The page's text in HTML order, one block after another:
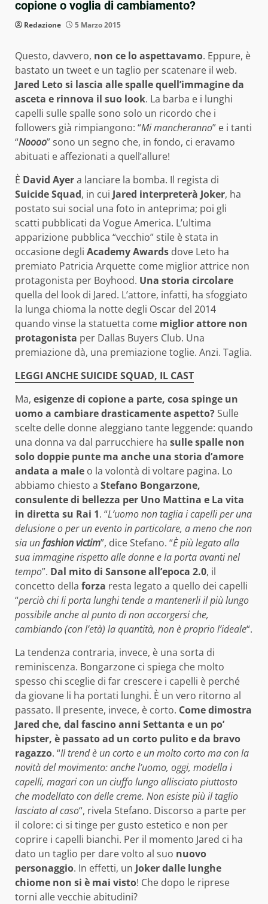
copione o voglia di cambiamento?
Redazione 5 Marzo 2015
Questo, davvero, non ce lo aspettavamo. Eppure, è
bastato un tweet e un taglio per scatenare il web.
Jared Leto si lascia alle spalle quell’immagine da
asceta e rinnova il suo look. La barba e i lunghi
capelli sulle spalle sono solo un ricordo che i
followers già rimpiangono: “Mi mancheranno” e i tanti
“Noooo” sono un segno che, in fondo, ci eravamo
abituati e affezionati a quell’allure!
È David Ayera lanciare la bomba. Il regista di
Suicide Squad, in cui Jared interpreterà Joker, ha
postato sui social una foto in anteprima; poi gli
scatti pubblicati da Vogue America. L’ultima
apparizione pubblica “vecchio” stile è stata in
occasione degli Academy Awards dove Leto ha
premiato Patricia Arquette come miglior attrice non
protagonista per Boyhood. Una storia circolare
quella del look di Jared. L’attore, infatti, ha sfoggiato
la lunga chioma la notte degli Oscar del 2014
quando vinse la statuetta come miglior attore non
protagonista per Dallas Buyers Club. Una
premiazione dà, una premiazione toglie. Anzi. Taglia.
LEGGI ANCHE SUICIDE SQUAD, IL CAST
Ma, esigenze di copione a parte, cosa spinge un
uomo a cambiare drasticamente aspetto?Sulle
scelte delle donne aleggiano tante leggende: quando
una donna va dal parrucchiere ha sulle spalle non
solo doppie punte ma anche una storia d’amore
andata a male o la volontà di voltare pagina. Lo
abbiamo chiesto a Stefano Bongarzone,
consulente di bellezza per Uno Mattina e La vita
in diretta su Rai 1. “L’uomo non taglia i capelli per una
delusione o per un evento in particolare, a meno che non
sia unfashion victim”, dice Stefano. “È più legato alla
sua immagine rispetto alle donne e la porta avanti nel
tempo”. Dal mito di Sansone all’epoca 2.0, il
concetto della forza resta legato a quello dei capelli
“perciò chi li porta lunghi tende a mantenerli il più lungo
possibile anche al punto di non accorgersi che,
cambiando (con l’età) la quantità, non è proprio l’ideale“.
La tendenza contraria, invece, è una sorta di
reminiscenza. Bongarzone ci spiega che molto
spesso chi sceglie di far crescere i capelli è perché
da giovane li ha portati lunghi. È un vero ritorno al
passato. Il presente, invece, è corto. Come dimostra
Jared che, dal fascino anni Settanta e un po’
hipster, è passato ad un corto pulito e da bravo
ragazzo. “Il trend è un corto e un molto corto ma con la
novità del movimento: anche l’uomo, oggi, modella i
capelli, magari con un ciuffo lungo allisciato piuttosto
che modellato con delle creme. Non esiste più il taglio
lasciato al caso“, rivela Stefano. Discorso a parte per
il colore: ci si tinge per gusto estetico e non per
coprire i capelli bianchi. Per il momento Jared ci ha
dato un taglio per dare volto al suo nuovo
personaggio. In effetti, un Joker dalle lunghe
chiome non si è mai visto! Che dopo le riprese
torni alle vecchie abitudini?